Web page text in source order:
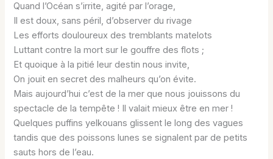
Quand l’Océan s’irrite, agité par l’orage,
Il est doux, sans péril, d’observer du rivage
Les efforts douloureux des tremblants matelots
Luttant contre la mort sur le gouffre des flots ;
Et quoique à la pitié leur destin nous invite,
On jouit en secret des malheurs qu’on évite.
Mais aujourd’hui c’est de la mer que nous jouissons du
spectacle de la tempête ! Il valait mieux être en mer !
Quelques puffins yelkouans glissent le long des vagues
tandis que des poissons lunes se signalent par de petits
sauts hors de l’eau.